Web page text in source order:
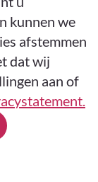
kunnen we
afstemmen
dat wij
aan of